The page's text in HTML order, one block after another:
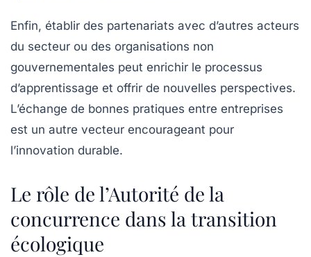
Enfin, établir des partenariats avec d’autres acteurs
du secteur ou des organisations non
gouvernementales peut enrichir le processus
d’apprentissage et offrir de nouvelles perspectives.
L’échange de bonnes pratiques entre entreprises
est un autre vecteur encourageant pour
l’innovation durable.
Le rôle de l’Autorité de la
concurrence dans la transition
écologique